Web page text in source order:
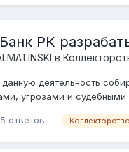
РК
в
данную деятельность
угрозами и судебными
5 ответов Коллекторство